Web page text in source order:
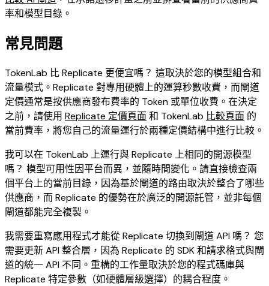
率和模型目錄。
常見問題
TokenLab 比 Replicate 更便宜嗎？ 這取決於您的模型組合和
流量模式。Replicate 對專用硬體上的運算秒數收費，而閘道
定價通常是按供應商發布費率的 Token 或單位收費。在決定
之前，請使用 Replicate 定價頁面和 TokenLab 比較頁面 的
當前費率，將您自己的流量運行於兩種定價結構中進行比較。
我可以在 TokenLab 上運行與 Replicate 上相同的開源模型
嗎？ 模型可用性因平台而異，並隨時間變化。請直接檢查兩
個平台上的當前目錄，因為基於閘道的路由取決於整合了哪些
供應商，而 Replicate 的優勢在於廣泛的開源託管，並非每個
閘道都能完全複製。
我需要重寫應用程式才能從 Replicate 切換到閘道 API 嗎？ 您
需要更新 API 整合層，因為 Replicate 的 SDK 和請求格式與閘
道的統一 API 不同。重構的工作量取決於您的程式碼庫與
Replicate 特定參數（如硬體層級選擇）的耦合程度。